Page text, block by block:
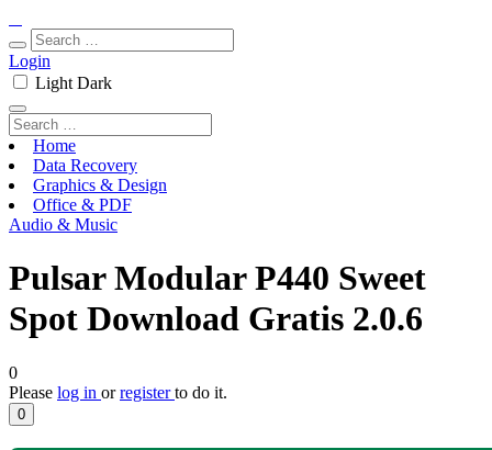
Login
Light Dark
Home
Data Recovery
Graphics & Design
Office & PDF
Audio & Music
Pulsar Modular P440 Sweet
Spot Download Gratis 2.0.6
0
Please log in orregisterto do it.
0